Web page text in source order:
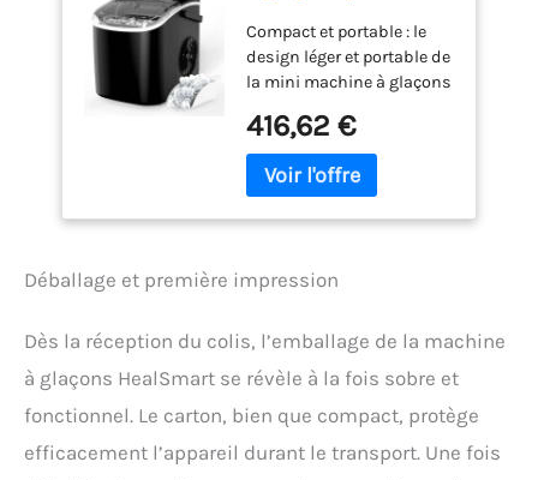
prêts en 6 minutes,
glace de 11,8 kg/24
heures, avec
fonction
autonettoyante,
cuillère à glace et
panier, pour la
maison, la cuisine, le
Compact et portable : le
design léger et portable de
la mini machine à glaçons
transporter, seulement 22
x 29 x 29 cm (l x P x H) et
pèse moins de 6,4 kg, plus
cuisine, le bureau, le bar,
suffit de verser de l'eau
dans la machine à
glaçons, de la faire
fonctionner pendant 6 à 8
pouvez profiter de 9
416,62 €
Déballage et première impression
Dès la réception du colis, l’emballage de la machine
à glaçons HealSmart se révèle à la fois sobre et
fonctionnel. Le carton, bien que compact, protège
efficacement l’appareil durant le transport. Une fois